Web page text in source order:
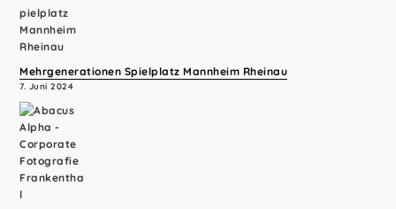
Mehrgenerationen Spielplatz Mannheim Rheinau
7. Juni 2024